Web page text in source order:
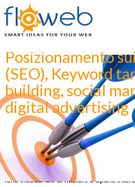
Creatività,
per far crescere la
presenza sul web.
Posizionamento
(SEO), Keyword
building, social
digital advertising
Content is king. Una delle regole base
non solo sul web, è quella di realizzare
interessanti e coinvolgenti. Molto
fonti inesauribili di nozioni e spunti